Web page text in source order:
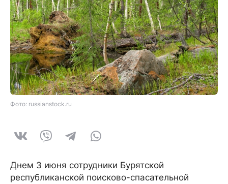
Фото: russianstock.ru
Днем 3 июня сотрудники Бурятской
республиканской поисково-спасательной